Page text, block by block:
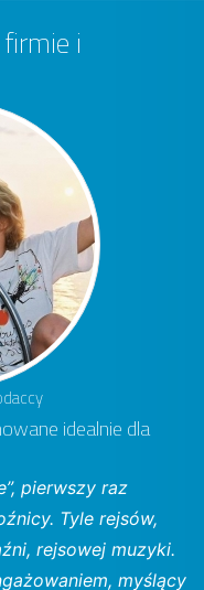
i
idealnie dla
pierwszy raz
Tyle rejsów,
rejsowej muzyki.
myślący